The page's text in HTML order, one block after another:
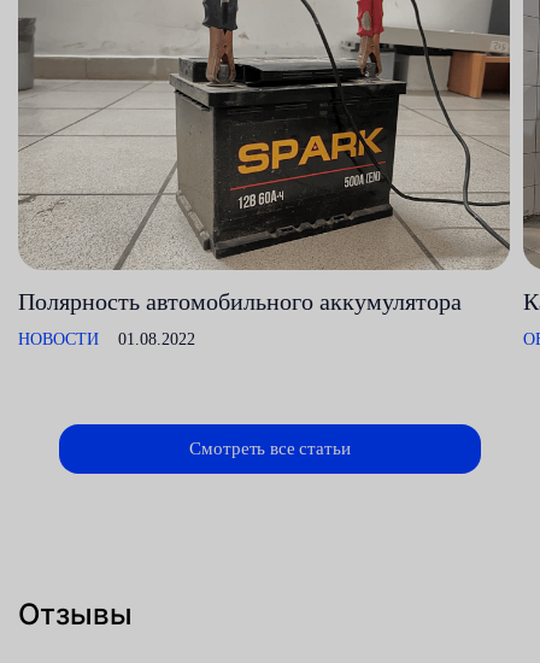
Полярность автомобильного аккумулятора
НОВОСТИ 01.08.2022
Смотреть все статьи
Отзывы